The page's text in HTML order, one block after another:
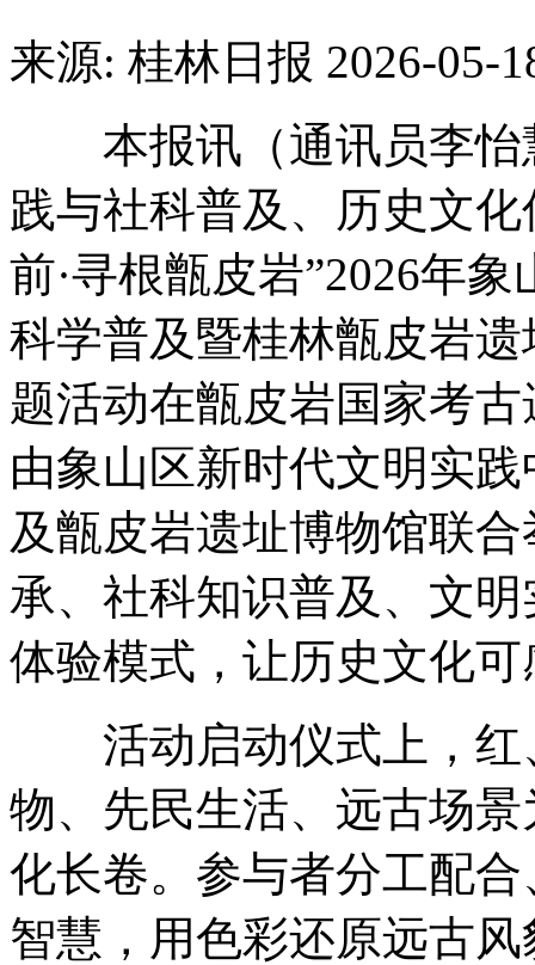
来源: 桂林日报 2026-05-
本报讯（通讯员李怡
践与社科普及、历史文
前·寻根甑皮岩”2026年
科学普及暨桂林甑皮岩
题活动在甑皮岩国家考
由象山区新时代文明实
及甑皮岩遗址博物馆联
承、社科知识普及、文
体验模式，让历史文化
活动启动仪式上，红
物、先民生活、远古场
化长卷。参与者分工配
智慧，用色彩还原远古